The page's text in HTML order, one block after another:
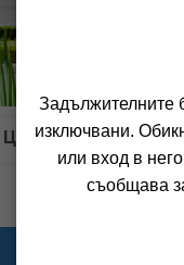
ЦЕНИТЕ ВКЛЮЧВАТ
Задължителните
изключвани.
или вход в
съобщава